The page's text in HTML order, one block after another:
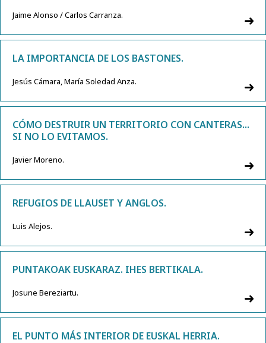
Jaime Alonso / Carlos Carranza.
LA IMPORTANCIA DE LOS BASTONES.
Jesús Cámara, María Soledad Anza.
CÓMO DESTRUIR UN TERRITORIO CON CANTERAS...
SI NO LO EVITAMOS.
Javier Moreno.
REFUGIOS DE LLAUSET Y ANGLOS.
Luis Alejos.
PUNTAKOAK EUSKARAZ. IHES BERTIKALA.
Josune Bereziartu.
EL PUNTO MÁS INTERIOR DE EUSKAL HERRIA.